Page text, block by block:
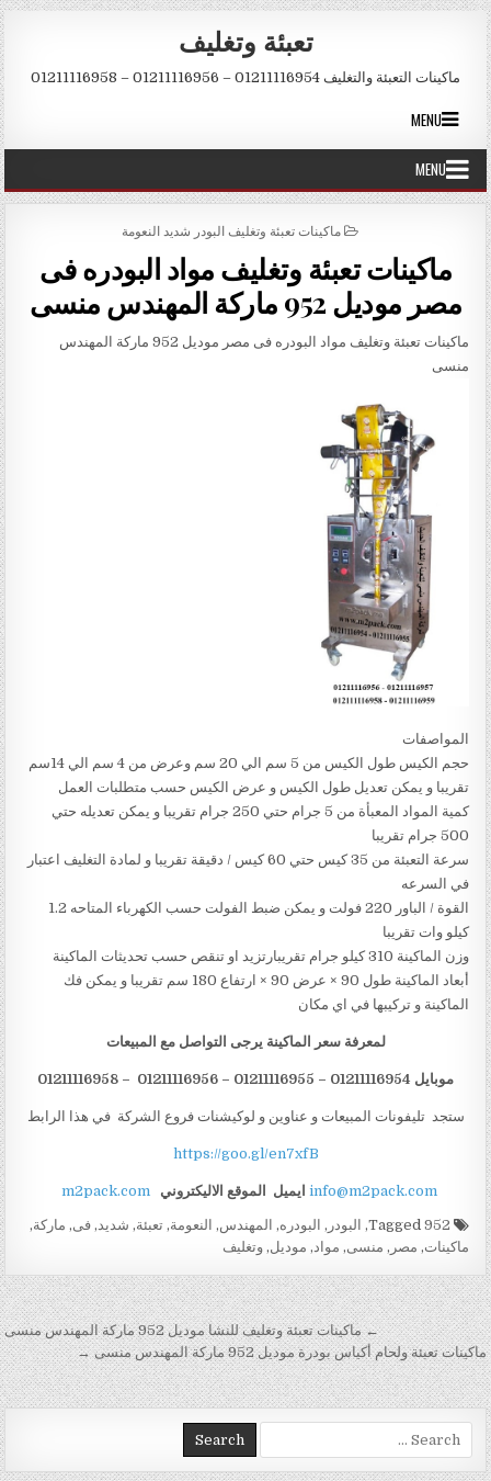
Skip to content
تعبئة وتغليف
ماكينات التعبئة والتغليف 01211116954 – 01211116956 – 01211116958
MENU
MENU
POSTED IN
ماكينات تعبئة وتغليف البودر شديد النعومة
ماكينات تعبئة وتغليف مواد البودره فى
مصر موديل 952 ماركة المهندس منسى
ماكينات تعبئة وتغليف مواد البودره فى مصر موديل 952 ماركة المهندس
منسى
المواصفات
حجم الكيس طول الكيس من 5 سم الي 20 سم وعرض من 4 سم الي 14سم
تقريبا و يمكن تعديل طول الكيس و عرض الكيس حسب متطلبات العمل
كمية المواد المعبأة من 5 جرام حتي 250 جرام تقريبا و يمكن تعديله حتي
500 جرام تقريبا
سرعة التعبئة من 35 كيس حتي 60 كيس / دقيقة تقريبا و لمادة التغليف اعتبار
في السرعه
القوة / الباور 220 فولت و يمكن ضبط الفولت حسب الكهرباء المتاحه 1.2
كيلو وات تقريبا
وزن الماكينة 310 كيلو جرام تقريبارتزيد او تنقص حسب تحديثات الماكينة
أبعاد الماكينة طول 90 × عرض 90 × ارتفاع 180 سم تقريبا و يمكن فك
الماكينة و تركيبها في اي مكان
لمعرفة سعر الماكينة يرجى التواصل مع المبيعات
موبايل 01211116954 – 01211116955 – 01211116956 – 01211116958
ستجد تليفونات المبيعات و عناوين و لوكيشنات فروع الشركة في هذا الرابط
https://goo.gl/en7xfB
info@m2pack.com ايميل الموقع الاليكتروني m2pack.com
952
, البودر , البودره, المهندس, النعومة,تعبئة, شديد,فى, ماركة,
ماكينات, مصر , منسى, مواد, موديل,وتغليف
تصفّح المقالات← ماكينات تعبئة وتغليف للنشا موديل 952 ماركة المهندس منسى
ماكينات تعبئة ولحام أكياس بودرة موديل 952 ماركة المهندس منسى →
Search for: